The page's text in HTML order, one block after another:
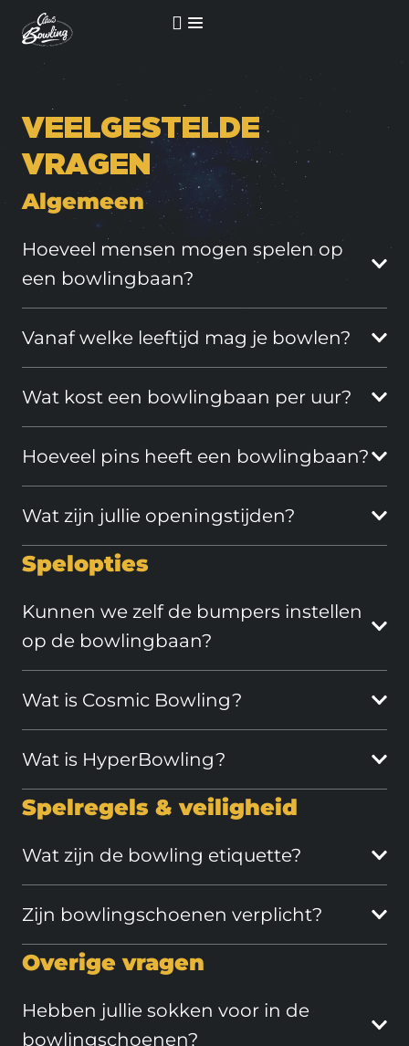
VEELGESTELDE
VRAGEN
Algemeen
Hoeveel mensen mogen spelen op
een bowlingbaan?
Vanaf welke leeftijd mag je bowlen?
Wat kost een bowlingbaan per uur?
Hoeveel pins heeft een bowlingbaan?
Wat zijn jullie openingstijden?
Spelopties
Kunnen we zelf de bumpers instellen
op de bowlingbaan?
Wat is Cosmic Bowling?
Wat is HyperBowling?
Spelregels & veiligheid
Wat zijn de bowling etiquette?
Zijn bowlingschoenen verplicht?
Overige vragen
Hebben jullie sokken voor in de
bowlingschoenen?